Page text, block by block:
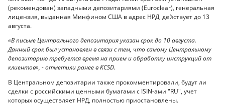
(рекомендован) западными депозитариями (Euroclear), генеральная
лицензия, выданная Минфином США в адрес НРД, действует до 13
августа.
«В письме Центрального депозитария указан срок до 10 августа.
Данный срок был установлен в связи с тем, что самому Центральному
депозитарию требуется время на прием и обработку инструкций от
клиентов», - отметили ранее в KCSD.
В Центральном депозитарии также прокомментировали, будут ли
сделки с российскими ценными бумагами с ISIN-ами "RU", учет
которых осуществляет НРД, полностью приостановлены.